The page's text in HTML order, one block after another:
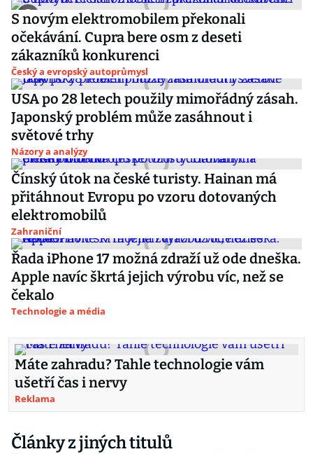
S novým elektromobilem překonali
očekávání. Cupra bere osm z deseti
zákazníků konkurenci
Český a evropský autoprůmysl
USA po 28 letech použily mimořádný zásah.
Japonský problém může zasáhnout i
světové trhy
Názory a analýzy
Čínský útok na české turisty. Hainan má
přitáhnout Evropu po vzoru dotovaných
elektromobilů
Zahraniční
Řada iPhone 17 možná zdraží už ode dneška.
Apple navíc škrtá jejich výrobu víc, než se
čekalo
Technologie a média
Máte zahradu? Tahle technologie vám
ušetří čas i nervy
Reklama
Články z jiných titulů